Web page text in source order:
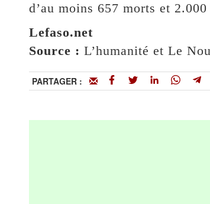
d’au moins 657 morts et
Lefaso.net
Source : L’humanité et Le
PARTAGER :